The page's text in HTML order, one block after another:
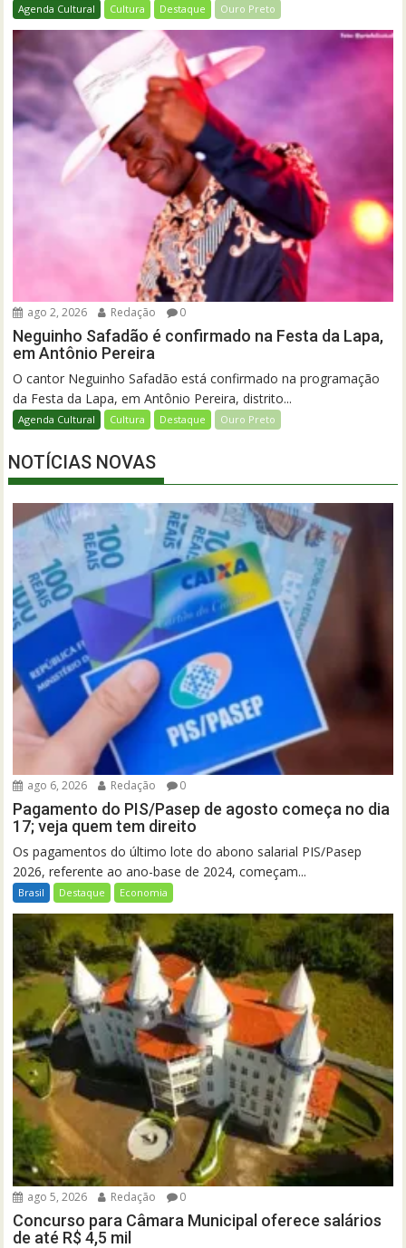
Agenda Cultural Cultura Destaque Ouro Preto
ago 2, 2026 Redação 0
Neguinho Safadão é confirmado na Festa da Lapa,
em Antônio Pereira
O cantor Neguinho Safadão está confirmado na programação
da Festa da Lapa, em Antônio Pereira, distrito...
Agenda Cultural Cultura Destaque Ouro Preto
NOTÍCIAS NOVAS
ago 6, 2026 Redação 0
Pagamento do PIS/Pasep de agosto começa no dia
17; veja quem tem direito
Os pagamentos do último lote do abono salarial PIS/Pasep
2026, referente ao ano-base de 2024, começam...
Brasil Destaque Economia
ago 5, 2026 Redação 0
Concurso para Câmara Municipal oferece salários
de até R$ 4,5 mil